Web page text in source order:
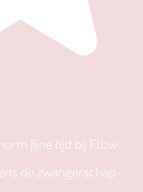
fijne tijd bij Flow
de zwangerschap